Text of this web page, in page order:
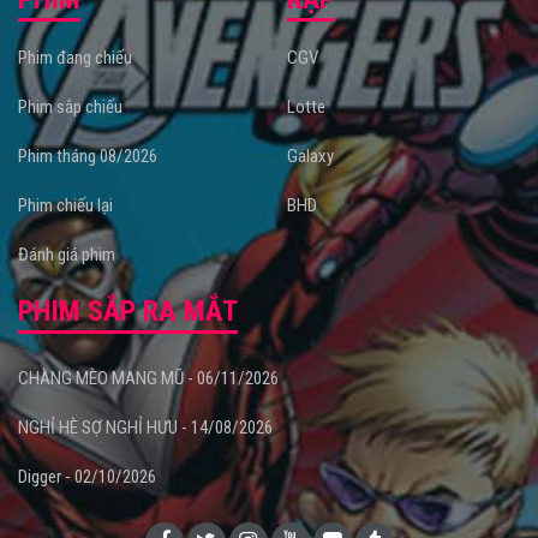
Phim đang chiếu
Phim sắp chiếu
Phim tháng 08/2026
Phim chiếu lại
Đánh giá phim
CGV
Lotte
Galaxy
BHD
PHIM SẮP RA MẮT
CHÀNG MÈO MANG MŨ - 06/11/2026
NGHỈ HÈ SỢ NGHỈ HƯU - 14/08/2026
Digger - 02/10/2026